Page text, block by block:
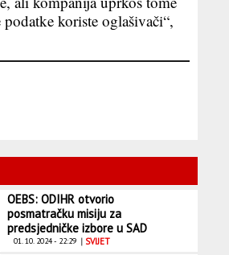
koriste oglašivači“,
OEBS: ODIHR otvorio
posmatračku misiju za
predsjedničke izbore u SAD
01. 10. 2024 - 22:29 | SVIJET